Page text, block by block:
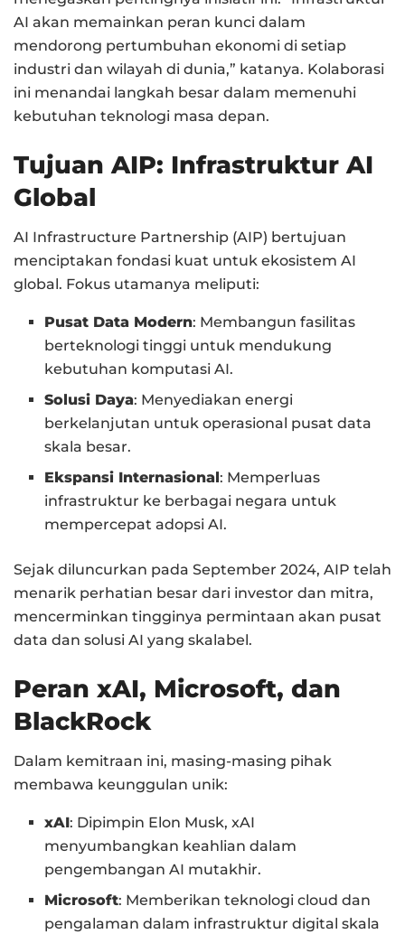
AI akan memainkan peran kunci dalam
mendorong pertumbuhan ekonomi di setiap
industri dan wilayah di dunia,” katanya. Kolaborasi
ini menandai langkah besar dalam memenuhi
kebutuhan teknologi masa depan.
Tujuan AIP: Infrastruktur AI
Global
AI Infrastructure Partnership (AIP) bertujuan
menciptakan fondasi kuat untuk ekosistem AI
global. Fokus utamanya meliputi:
Pusat Data Modern: Membangun fasilitas
berteknologi tinggi untuk mendukung
kebutuhan komputasi AI.
Solusi Daya: Menyediakan energi
berkelanjutan untuk operasional pusat data
skala besar.
Ekspansi Internasional: Memperluas
infrastruktur ke berbagai negara untuk
mempercepat adopsi AI.
Sejak diluncurkan pada September 2024, AIP telah
menarik perhatian besar dari investor dan mitra,
mencerminkan tingginya permintaan akan pusat
data dan solusi AI yang skalabel.
Peran xAI, Microsoft, dan
BlackRock
Dalam kemitraan ini, masing-masing pihak
membawa keunggulan unik:
xAI: Dipimpin Elon Musk, xAI
menyumbangkan keahlian dalam
pengembangan AI mutakhir.
Microsoft: Memberikan teknologi cloud dan
pengalaman dalam infrastruktur digital skala